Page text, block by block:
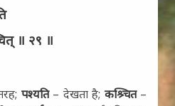
॥ २९ ॥
पश्यति– देखता है; कश्र्चित–